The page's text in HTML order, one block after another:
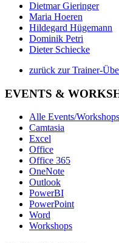
Dietmar Gieringer
Maria Hoeren
Hildegard Hügemann
Dominik Petri
Dieter Schiecke
zurück zur Trainer-
EVENTS &
Alle Events/Workshops
Camtasia
Excel
Office
Office 365
OneNote
Outlook
PowerBI
PowerPoint
Word
Workshops